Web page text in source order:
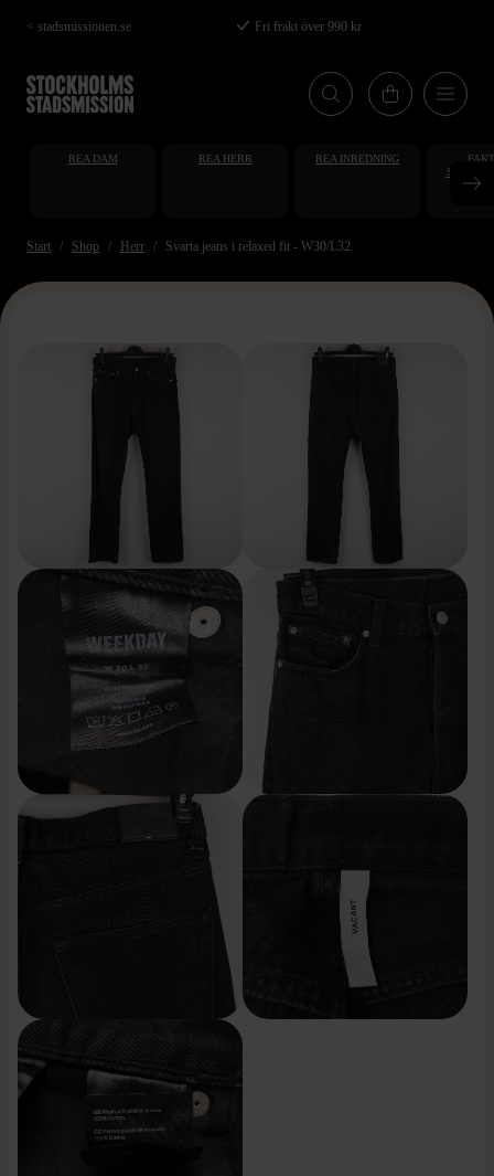
Hoppa
till
huvudinnehåll
< stadsmissionen.se Fri frakt över 990 kr
REA DAM REA HERR REA INREDNING
Start Shop Herr Svarta jeans i relaxed fit - W30/L32